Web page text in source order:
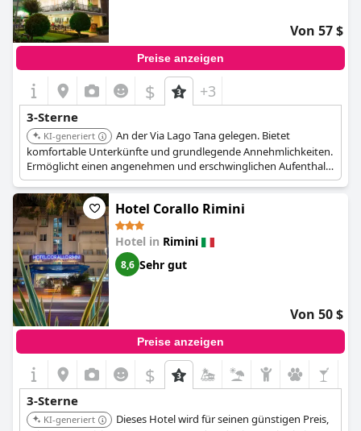
Von 57 $
Preise anzeigen
$ +3
3-Sterne
KI-generiert
An der Via Lago Tana gelegen. Bietet
komfortable Unterkünfte und grundlegende Annehmlichkeiten.
Ermöglicht einen angenehmen und erschwinglichen Aufenthalt
für Reisende.
Hotel Corallo Rimini
Hotel in Rimini
8,6 Sehr gut
Von 50 $
Preise anzeigen
$
3-Sterne
KI-generiert
Dieses Hotel wird für seinen günstigen Preis,